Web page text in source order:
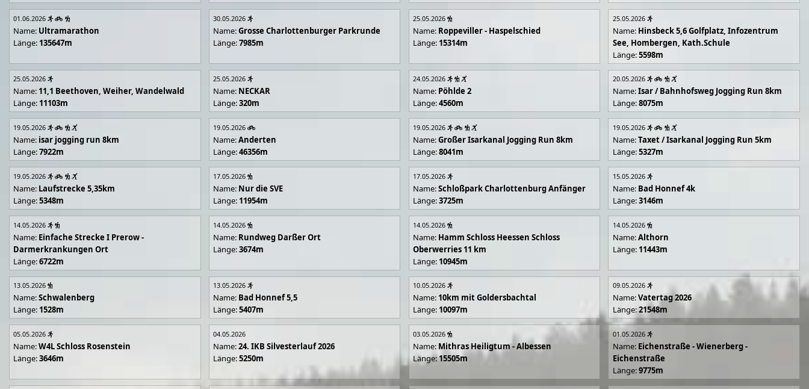
01.06.2026
Name: Ultramarathon
Länge: 135647m
30.05.2026
Name:Grosse Charlottenburger Parkrunde
Länge:7985m
25.05.2026
Name: Roppeviller - Haspelschied
Länge: 15314m
25.05.2026
Name: Hinsbeck 5,6 Golfplatz, Infozentrum
See, Hombergen, Kath.Schule
Länge:5598m
25.05.2026
Name: 11,1 Beethoven, Weiher, Wandelwald
Länge: 11103m
25.05.2026
Name: NECKAR
Länge:320m
24.05.2026
Name: Pöhlde 2
Länge:4560m
20.05.2026
Name:Isar / Bahnhofsweg Jogging Run 8km
Länge:8075m
19.05.2026
Name: isar jogging run 8km
Länge:7922m
19.05.2026
Name:Anderten
Länge:46356m
19.05.2026
Name:Großer Isarkanal Jogging Run 8km
Länge:8041m
19.05.2026
Name:Taxet / Isarkanal Jogging Run 5km
Länge:5327m
19.05.2026
Name: Laufstrecke 5,35km
Länge:5348m
17.05.2026
Name: Nur die SVE
Länge: 11954m
17.05.2026
Name:Schloßpark Charlottenburg Anfänger
Länge:3725m
15.05.2026
Name: Bad Honnef 4k
Länge:3146m
14.05.2026
Name: Einfache Strecke I Prerow -
Darmerkrankungen Ort
Länge:6722m
14.05.2026
Name: Rundweg Darßer Ort
Länge:3674m
14.05.2026
Name: Hamm Schloss Heessen Schloss
Oberwerries 11 km
Länge: 10945m
14.05.2026
Name:Althorn
Länge: 11443m
13.05.2026
Name:Schwalenberg
Länge: 1528m
13.05.2026
Name: Bad Honnef 5,5
Länge:5407m
10.05.2026
Name: 10km mit Goldersbachtal
Länge: 10097m
09.05.2026
Name:Vatertag 2026
Länge:21548m
05.05.2026
Name:W4L Schloss Rosenstein
Länge:3646m
04.05.2026
Name:24. IKB Silvesterlauf 2026
Länge:5250m
03.05.2026
Name: Mithras Heiligtum - Albessen
Länge:15505m
01.05.2026
Name: Eichenstraße - Wienerberg -
Eichenstraße
Länge:9775m